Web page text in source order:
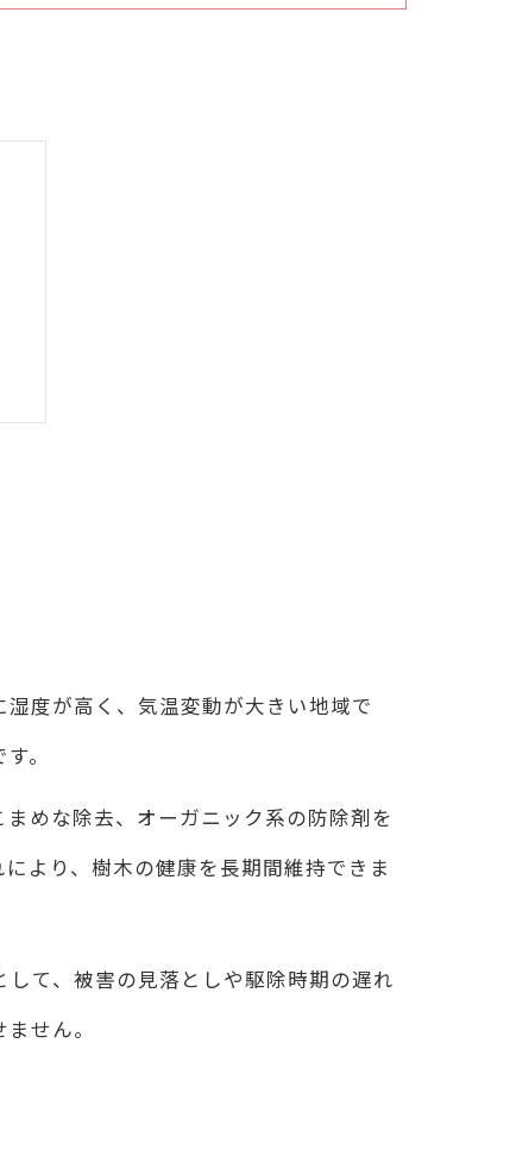
度が高く、気温変動が大きい地域で
。
めな除去、オーガニック系の防除剤を
より、樹木の健康を長期間維持できま
て、被害の見落としや駆除時期の遅れ
せん。